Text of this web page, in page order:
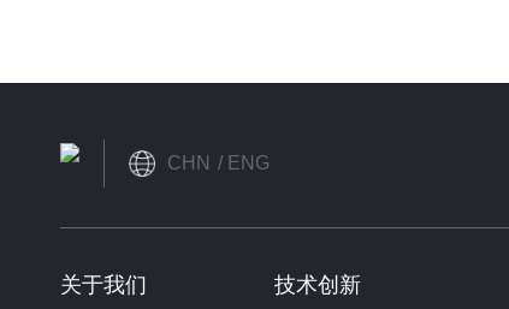
CHN ENG
关于我们 技术创新